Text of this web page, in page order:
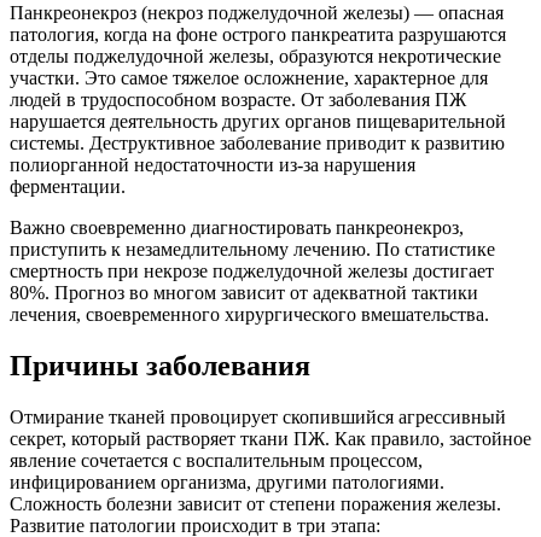
Панкреонекроз (некроз поджелудочной железы) — опасная
патология, когда на фоне острого панкреатита разрушаются
отделы поджелудочной железы, образуются некротические
участки. Это самое тяжелое осложнение, характерное для
людей в трудоспособном возрасте. От заболевания ПЖ
нарушается деятельность других органов пищеварительной
системы. Деструктивное заболевание приводит к развитию
полиорганной недостаточности из-за нарушения
ферментации.
Важно своевременно диагностировать панкреонекроз,
приступить к незамедлительному лечению. По статистике
смертность при некрозе поджелудочной железы достигает
80%. Прогноз во многом зависит от адекватной тактики
лечения, своевременного хирургического вмешательства.
Причины заболевания
Отмирание тканей провоцирует скопившийся агрессивный
секрет, который растворяет ткани ПЖ. Как правило, застойное
явление сочетается с воспалительным процессом,
инфицированием организма, другими патологиями.
Сложность болезни зависит от степени поражения железы.
Развитие патологии происходит в три этапа: